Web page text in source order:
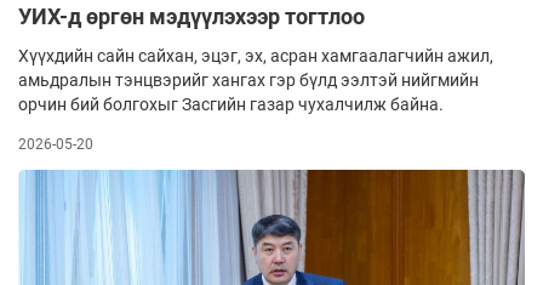
УИХ-д өргөн мэдүүлэхээр тогтлоо
Хүүхдийн сайн сайхан, эцэг, эх, асран хамгаалагчийн ажил,
амьдралын тэнцвэрийг хангах гэр бүлд ээлтэй нийгмийн
орчин бий болгохыг Засгийн газар чухалчилж байна.
2026-05-20